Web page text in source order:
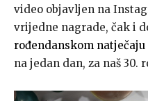
video objavljen na
vrijedne nagrade, čak i
rođendanskom natječaju
na jedan dan, za naš 30.